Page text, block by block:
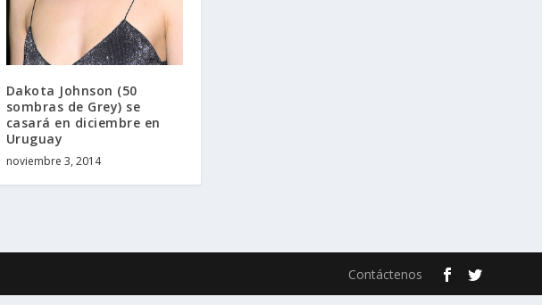
Dakota Johnson (50
sombras de Grey) se
casará en diciembre en
Uruguay
noviembre 3, 2014
Contáctenos